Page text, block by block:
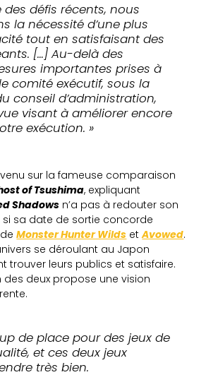
des défis récents, nous
la nécessité d’une plus
tout en satisfaisant des
[…] Au-delà des
importantes prises à
comité exécutif, sous la
conseil d’administration,
visant à améliorer encore
exécution. »
sur la fameuse comparaison
of Tsushima, expliquant
Shadows n’a pas à redouter son
sa date de sortie concorde
deMonster Hunter Wilds etAvowed.
se déroulant au Japon
trouver leurs publics et satisfaire.
des deux propose une vision
de place pour des jeux de
et ces deux jeux
très bien.